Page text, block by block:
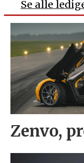
Se alle
Zenvo,